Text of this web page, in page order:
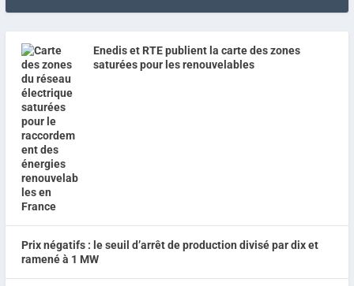
Enedis et RTE publient la carte des zones
saturées pour les renouvelables
Prix négatifs : le seuil d’arrêt de production divisé par dix et
ramené à 1 MW